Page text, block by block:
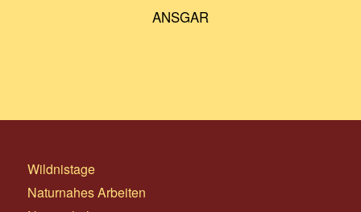
ANSGAR
Wildnistage
Naturnahes Arbeiten